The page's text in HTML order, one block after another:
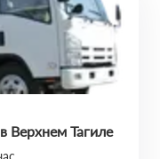
Верхнем Тагиле